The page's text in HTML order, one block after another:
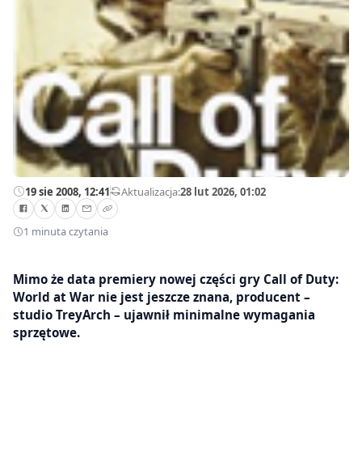
19 sie 2008, 12:41—Aktualizacja:28 lut 2026, 01:02
1 minuta czytania
Mimo że data premiery nowej części gry Call of Duty:
World at War nie jest jeszcze znana, producent –
studio TreyArch – ujawnił minimalne wymagania
sprzętowe.